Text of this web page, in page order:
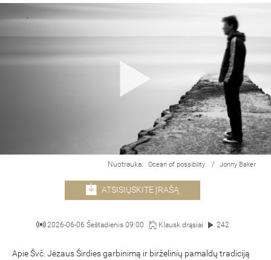
Nuotrauka: Ocean of possibility / Jonny Baker
ATSISIŲSKITE ĮRAŠĄ
2026-06-06 Šeštadienis 09:00 Klausk drąsiai 242
Apie Švč. Jėzaus Širdies garbinimą ir birželinių pamaldų tradiciją